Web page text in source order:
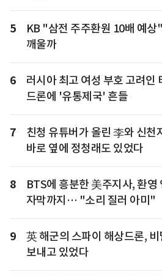
5
KB "삼전 주주환원 10배 예
깨울까
6
러시아 최고 여성 부호 고려
드론에 '유통제국' 흔들
7
친청 유튜버가 올린 李와 신
바로 옆에 정청래도 있었다
8
BTS에 흥분한 美주지사, 환영
자막까지… "소리 질러 아미"
9
英 해군의 스파이 해상드론,
보내고 있었다